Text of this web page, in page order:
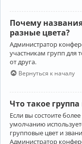
Почему
разные цвета?
Администратор
участникам групп для
от друга.
Вернуться к началу
Что такое
Если вы состоите
умолчанию
групповые цвет и
Администратор